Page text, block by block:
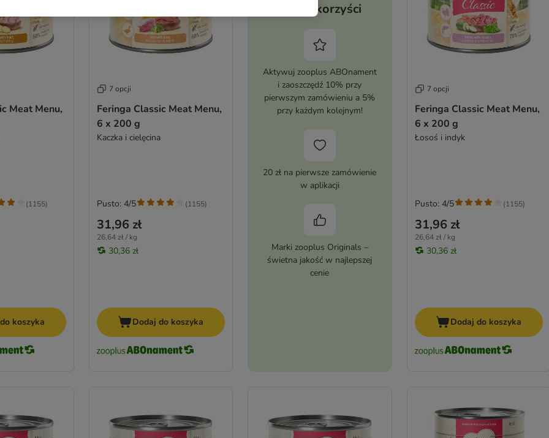
Meat Menu,
(1155)
koszyka
7 opcji
Feringa Classic Meat Menu,
6 x 200 g
Kaczka i cielęcina
31,96 zł
26,64 zł / kg
30,36 zł
Pusto: 4/5 (1155)
Dodaj do koszyka
Twoje korzyści
Aktywuj zooplus ABOnament
i zaoszczędź 10% przy
pierwszym zamówieniu a 5%
przy każdym kolejnym!
20 zł na pierwsze zamówienie
w aplikacji
Marki zooplus Originals –
świetna jakość w najlepszej
cenie
7 opcji
Feringa Classic Meat Menu,
6 x 200 g
Łosoś i indyk
31,96 zł
26,64 zł / kg
30,36 zł
Pusto: 4/5 (1155)
Dodaj do koszyka